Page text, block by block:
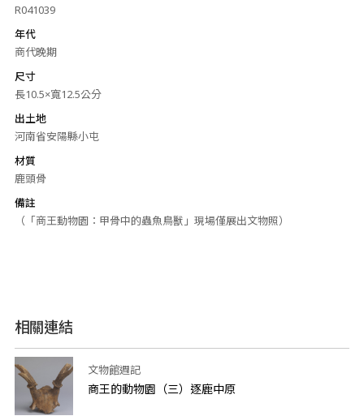
R041039
年代
商代晚期
尺寸
長10.5×寬12.5公分
出土地
河南省安陽縣小屯
材質
鹿頭骨
備註
（「商王動物園：甲骨中的蟲魚鳥獸」現場僅展出文物照）
相關連結
文物館週記
商王的動物園（三）逐鹿中原